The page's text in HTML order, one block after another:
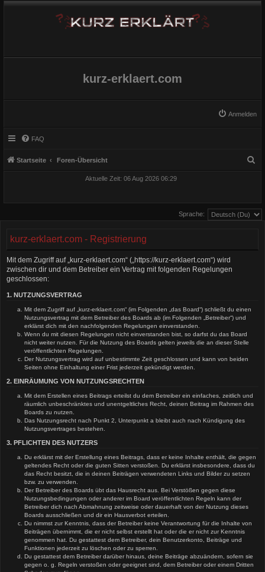
kurz-erklaert.com
Anmelden
FAQ
Startseite Foren-Übersicht
e
Aktuelle Zeit: 06 Aug 2026 06:29
Sprache:
kurz-erklaert.com - Registrierung
Mit dem Zugriff auf „kurz-erklaert.com“ („https://kurz-erklaert.com“) wird
zwischen dir und dem Betreiber ein Vertrag mit folgenden Regelungen
geschlossen:
1. NUTZUNGSVERTRAG
Mit dem Zugriff auf „kurz-erklaert.com“ (im Folgenden „das Board“) schließt du einen
Nutzungsvertrag mit dem Betreiber des Boards ab (im Folgenden „Betreiber“) und
erklärst dich mit den nachfolgenden Regelungen einverstanden.
Wenn du mit diesen Regelungen nicht einverstanden bist, so darfst du das Board
nicht weiter nutzen. Für die Nutzung des Boards gelten jeweils die an dieser Stelle
veröffentlichten Regelungen.
Der Nutzungsvertrag wird auf unbestimmte Zeit geschlossen und kann von beiden
Seiten ohne Einhaltung einer Frist jederzeit gekündigt werden.
2. EINRÄUMUNG VON NUTZUNGSRECHTEN
Mit dem Erstellen eines Beitrags erteilst du dem Betreiber ein einfaches, zeitlich und
räumlich unbeschränktes und unentgeltliches Recht, deinen Beitrag im Rahmen des
Boards zu nutzen.
Das Nutzungsrecht nach Punkt 2, Unterpunkt a bleibt auch nach Kündigung des
Nutzungsvertrages bestehen.
3. PFLICHTEN DES NUTZERS
Du erklärst mit der Erstellung eines Beitrags, dass er keine Inhalte enthält, die gegen
geltendes Recht oder die guten Sitten verstoßen. Du erklärst insbesondere, dass du
das Recht besitzt, die in deinen Beiträgen verwendeten Links und Bilder zu setzen
bzw. zu verwenden.
Der Betreiber des Boards übt das Hausrecht aus. Bei Verstößen gegen diese
Nutzungsbedingungen oder anderer im Board veröffentlichten Regeln kann der
Betreiber dich nach Abmahnung zeitweise oder dauerhaft von der Nutzung dieses
Boards ausschließen und dir ein Hausverbot erteilen.
Du nimmst zur Kenntnis, dass der Betreiber keine Verantwortung für die Inhalte von
Beiträgen übernimmt, die er nicht selbst erstellt hat oder die er nicht zur Kenntnis
genommen hat. Du gestattest dem Betreiber, dein Benutzerkonto, Beiträge und
Funktionen jederzeit zu löschen oder zu sperren.
Du gestattest dem Betreiber darüber hinaus, deine Beiträge abzuändern, sofern sie
gegen o. g. Regeln verstoßen oder geeignet sind, dem Betreiber oder einem Dritten